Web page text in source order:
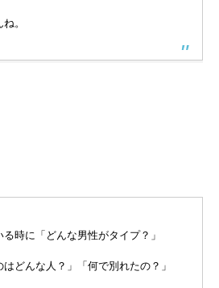
。
時に「どんな男性がタイプ？」
はどんな人？」「何で別れたの？」